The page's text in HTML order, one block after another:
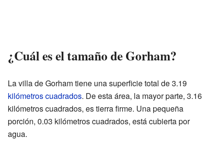
¿Cuál es el tamaño de Gorham?
La villa de Gorham tiene una superficie total de 3.19
kilómetros cuadrados. De esta área, la mayor parte, 3.16
kilómetros cuadrados, es tierra firme. Una pequeña
porción, 0.03 kilómetros cuadrados, está cubierta por
agua.